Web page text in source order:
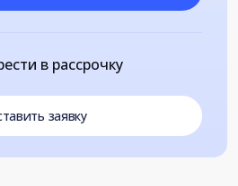
в рассрочку
заявку